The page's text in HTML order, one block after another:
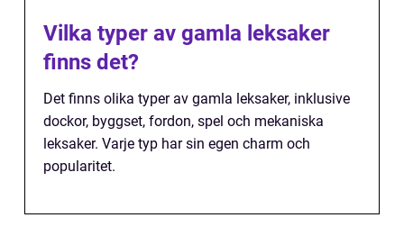
Vilka typer av gamla leksaker
finns det?
Det finns olika typer av gamla leksaker, inklusive
dockor, byggset, fordon, spel och mekaniska
leksaker. Varje typ har sin egen charm och
popularitet.